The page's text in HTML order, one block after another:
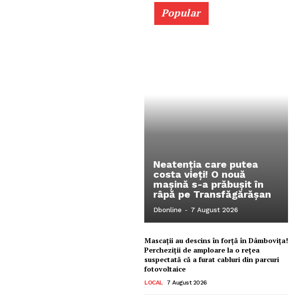
Ionuț Parghel
Popular
Neatenția care putea
costa vieți! O nouă
mașină s-a prăbușit în
râpă pe Transfăgărășan
Dbonline - 7 August 2026
Mascații au descins în forță în Dâmbovița!
Percheziții de amploare la o rețea
suspectată că a furat cabluri din parcuri
fotovoltaice
LOCAL 7 August 2026